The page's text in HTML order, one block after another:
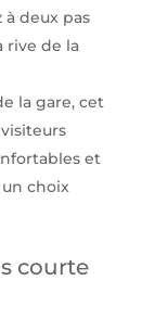
à deux pas
rive de la
la gare, cet
et
choix
courte